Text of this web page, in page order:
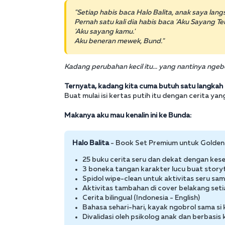
"Setiap habis baca Halo Balita, anak saya
Pernah satu kali dia habis baca 'Aku Sayang
'Aku sayang kamu.'
Aku beneran mewek, Bund."
Kadang perubahan kecil itu... yang nantinya
Ternyata, kadang kita cuma butuh satu langkah
Buat mulai isi kertas putih itu dengan cerita
Makanya aku mau kenalin ini ke Bunda:
Halo Balita- Book Set Premium untuk
25 buku cerita seru dan dekat dengan
3 boneka tangan karakter lucu buat
Spidol wipe-clean untuk aktivitas seru
Aktivitas tambahan di cover belakang
Cerita bilingual (Indonesia - English)
Bahasa sehari-hari, kayak ngobrol sama si
Divalidasi oleh psikolog anak dan berbasis